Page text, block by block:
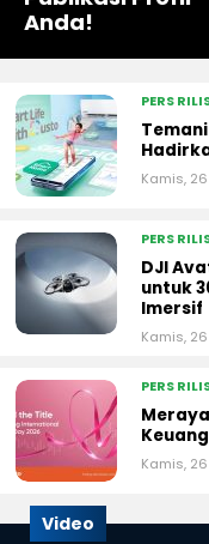
Anda!
PERS
Kamis,
PERS
DJI
untuk
Imersif
Kamis,
PERS
Kamis,
Video